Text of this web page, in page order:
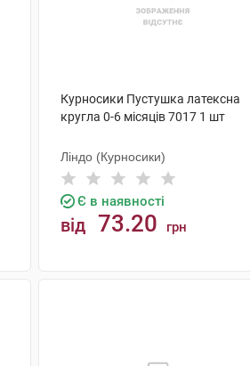
Курносики Пустушка латексна
кругла 0-6 місяців 7017 1 шт
Ліндо (Курносики)
Є в наявності
від 73.20 грн